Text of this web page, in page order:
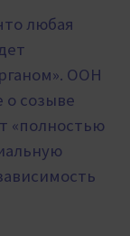
любая
ООН
о созыве
«полностью